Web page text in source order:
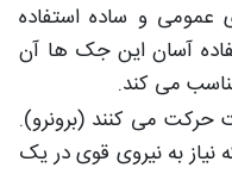
عمومی و ساده استفاده
آسان این جک ها آن
می کند.
می کنند (برونرو).
نیاز به نیروی قوی در یک